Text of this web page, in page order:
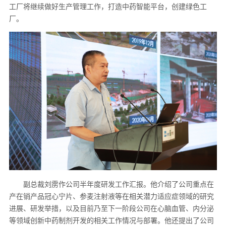
工厂将继续做好生产管理工作，打造中药智能平台，创建绿色工
厂。
副总裁刘雳作公司半年度研发工作汇报。他介绍了公司重点在
产在销产品冠心宁片、参麦注射液等在相关潜力适应症领域的研究
进展、研发举措，以及目前乃至下一阶段公司在心脑血管、内分泌
等领域创新中药制剂开发的相关工作情况与部署。他还提出了公司